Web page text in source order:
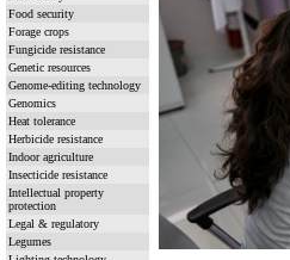
Food security
Forage crops
Fungicide resistance
Genetic resources
Genome-editing technology
Genomics
Heat tolerance
Herbicide resistance
Indoor agriculture
Insecticide resistance
Intellectual property
protection
Legal & regulatory
Legumes